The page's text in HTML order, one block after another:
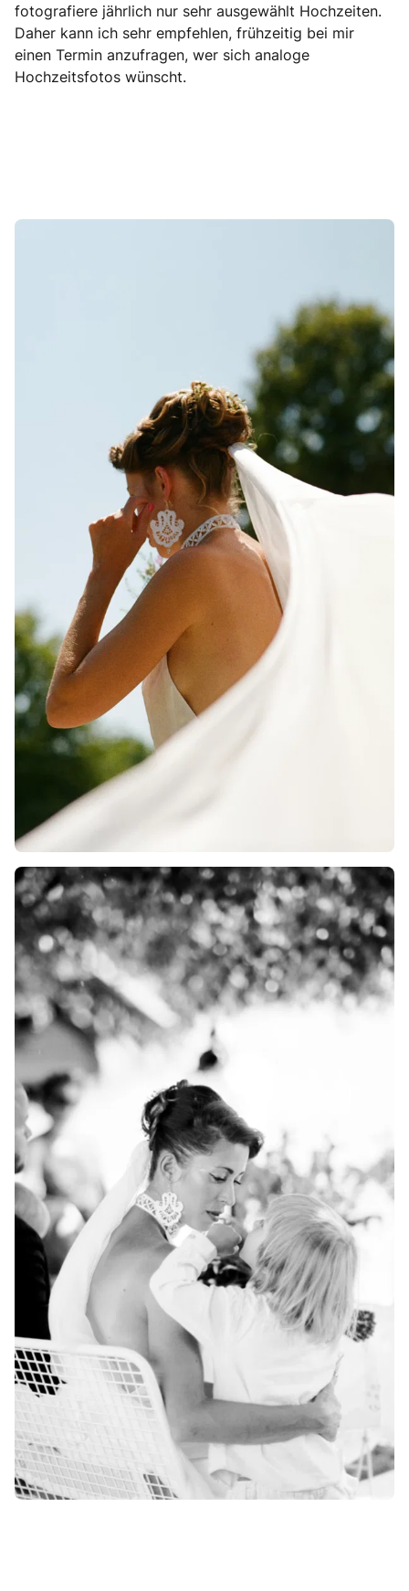
fotografiere jährlich nur sehr ausgewählt Hochzeiten.
Daher kann ich sehr empfehlen, frühzeitig bei mir
einen Termin anzufragen, wer sich analoge
Hochzeitsfotos wünscht.